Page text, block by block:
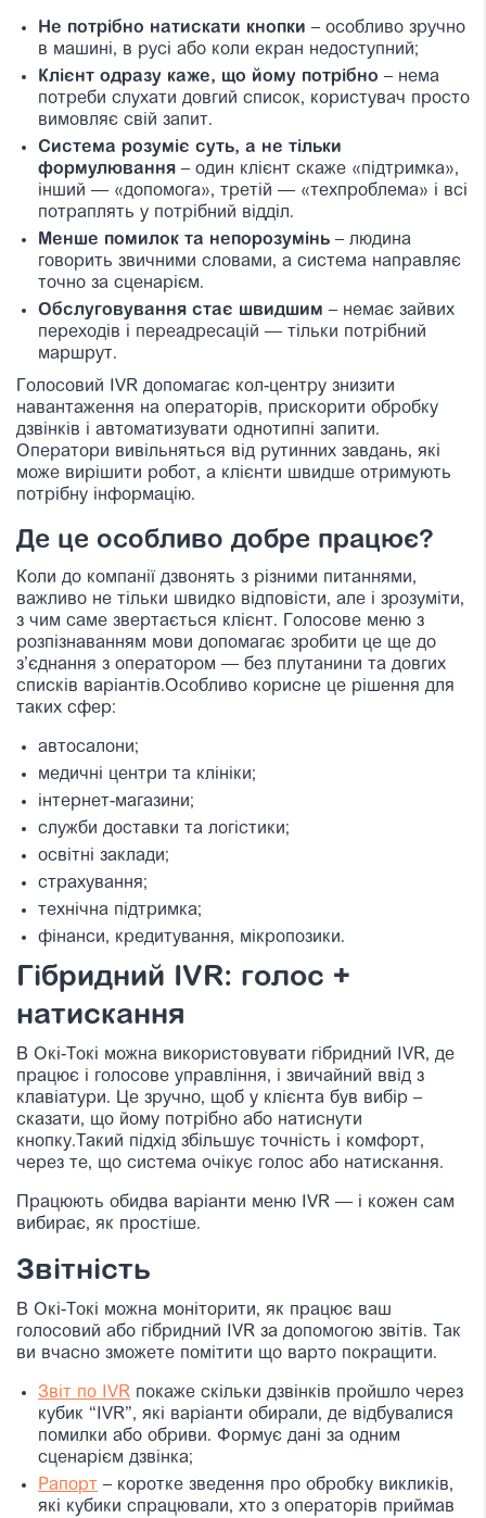
Не потрібно натискати кнопки – особливо зручно
в машині, в русі або коли екран недоступний;
Клієнт одразу каже, що йому потрібно – нема
потреби слухати довгий список, користувач просто
вимовляє свій запит.
Система розуміє суть, а не тільки
формулювання – один клієнт скаже «підтримка»,
інший — «допомога», третій — «техпроблема» і всі
потраплять у потрібний відділ.
Менше помилок та непорозумінь – людина
говорить звичними словами, а система направляє
точно за сценарієм.
Обслуговування стає швидшим – немає зайвих
переходів і переадресацій — тільки потрібний
маршрут.
Голосовий IVR допомагає кол-центру знизити
навантаження на операторів, прискорити обробку
дзвінків і автоматизувати однотипні запити.
Оператори вивільняться від рутинних завдань, які
може вирішити робот, а клієнти швидше отримують
потрібну інформацію.
Де це особливо добре працює?
Коли до компанії дзвонять з різними питаннями,
важливо не тільки швидко відповісти, але і зрозуміти,
з чим саме звертається клієнт. Голосове меню з
розпізнаванням мови допомагає зробити це ще до
з’єднання з оператором — без плутанини та довгих
списків варіантів.Особливо корисне це рішення для
таких сфер:
автосалони;
медичні центри та клініки;
інтернет-магазини;
служби доставки та логістики;
освітні заклади;
страхування;
технічна підтримка;
фінанси, кредитування, мікропозики.
Гібридний IVR: голос +
натискання
В Окі-Токі можна використовувати гібридний IVR, де
працює і голосове управління, і звичайний ввід з
клавіатури. Це зручно, щоб у клієнта був вибір –
сказати, що йому потрібно або натиснути
кнопку.Такий підхід збільшує точність і комфорт,
через те, що система очікує голос або натискання.
Працюють обидва варіанти меню IVR — і кожен сам
вибирає, як простіше.
Звітність
В Окі-Токі можна моніторити, як працює ваш
голосовий або гібридний IVR за допомогою звітів. Так
ви вчасно зможете помітити що варто покращити.
Звіт по IVR покаже скільки дзвінків пройшло через
кубик “IVR”, які варіанти обирали, де відбувалися
помилки або обриви. Формує дані за одним
сценарієм дзвінка;
Рапорт – коротке зведення про обробку викликів,
які кубики спрацювали, хто з операторів приймав